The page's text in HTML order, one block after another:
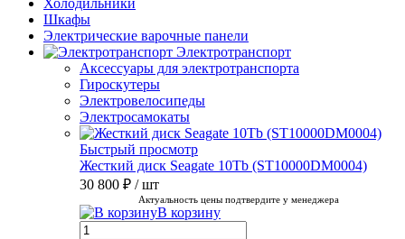
Холодильники
Шкафы
Электрические варочные панели
Электротранспорт
Аксессуары для электротранспорта
Гироскутеры
Электровелосипеды
Электросамокаты
Быстрый просмотр
Жесткий диск Seagate 10Tb (ST10000DM0004)
30 800 ₽ / шт
Актуальность цены подтвердите у менеджера
В корзину